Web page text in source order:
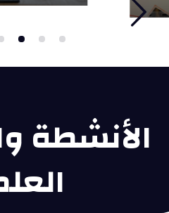
الأنشطة